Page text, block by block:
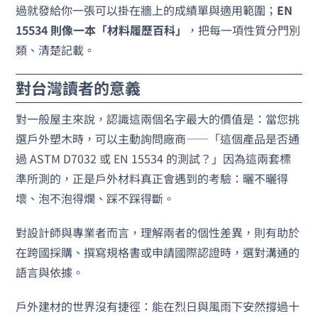
過就發給你一張可以掛在牆上的成績單與適用範圍； EN
15534 則像一本「材料履歷百科」
，把每一項性質分門別
類、清楚記載。
對台灣讀者的意義
對一般屋主來說，認識這兩個名字最大的價值是：當您挑
選戶外塑木時，可以主動詢問廠商——「這個產品是否通
過 ASTM D7032 或 EN 15534 的測試？」因為這兩套標
準所測的，正是戶外材料真正會遇到的考驗：曬不曬得
壞、泡不泡得爛、踩不踩得斷。
對設計師與專業者而言，理解兩者的個性差異，則有助於
在跨國採購、撰寫規格書或申請國際認證時，選對溝通的
語言與依據。
戶外建材的世界沒有捷徑：能在烈日與風雨下安然撐過十